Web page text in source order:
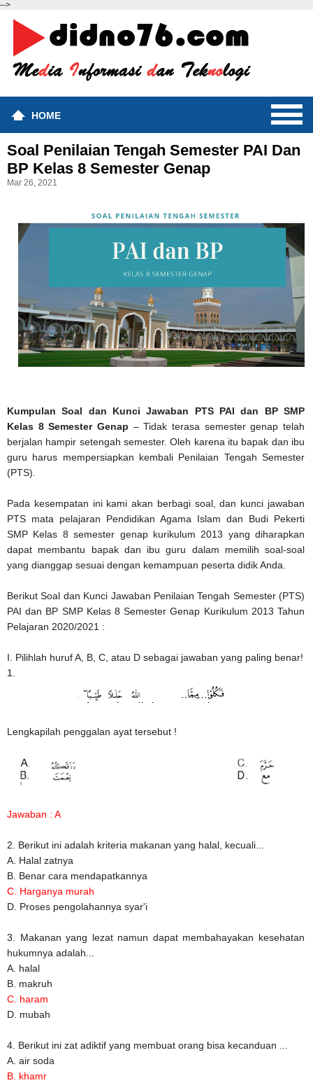
-->
HOME
Soal Penilaian Tengah Semester PAI Dan
BP Kelas 8 Semester Genap
Mar 26, 2021
Kumpulan Soal dan Kunci Jawaban PTS PAI dan BP SMP
Kelas 8 Semester Genap – Tidak terasa semester genap telah
berjalan hampir setengah semester. Oleh karena itu bapak dan ibu
guru harus mempersiapkan kembali Penilaian Tengah Semester
(PTS).
Pada kesempatan ini kami akan berbagi soal, dan kunci jawaban
PTS mata pelajaran Pendidikan Agama Islam dan Budi Pekerti
SMP Kelas 8 semester genap kurikulum 2013 yang diharapkan
dapat membantu bapak dan ibu guru dalam memilih soal-soal
yang dianggap sesuai dengan kemampuan peserta didik Anda.
Berikut Soal dan Kunci Jawaban Penilaian Tengah Semester (PTS)
PAI dan BP SMP Kelas 8 Semester Genap Kurikulum 2013 Tahun
Pelajaran 2020/2021 :
I. Pilihlah huruf A, B, C, atau D sebagai jawaban yang paling benar!
1.
Lengkapilah penggalan ayat tersebut !
Jawaban : A
2. Berikut ini adalah kriteria makanan yang halal, kecuali...
A. Halal zatnya
B. Benar cara mendapatkannya
C. Harganya murah
D. Proses pengolahannya syar'i
3. Makanan yang lezat namun dapat membahayakan kesehatan
hukumnya adalah...
A. halal
B. makruh
C. haram
D. mubah
4. Berikut ini zat adiktif yang membuat orang bisa kecanduan ...
A. air soda
B. khamr